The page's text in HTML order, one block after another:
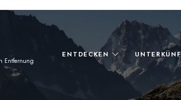
Entfernung
ENTDECKEN